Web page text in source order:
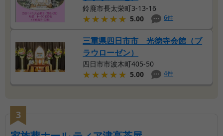
鈴鹿市長太栄町3-13-16
★★★★★
★★★★★ 5.00 6件
三重県四日市市 光徳寺会館（ブ
ラウローゼン）
四日市市波木町405-50
★★★★★
★★★★★ 5.00 4件
3